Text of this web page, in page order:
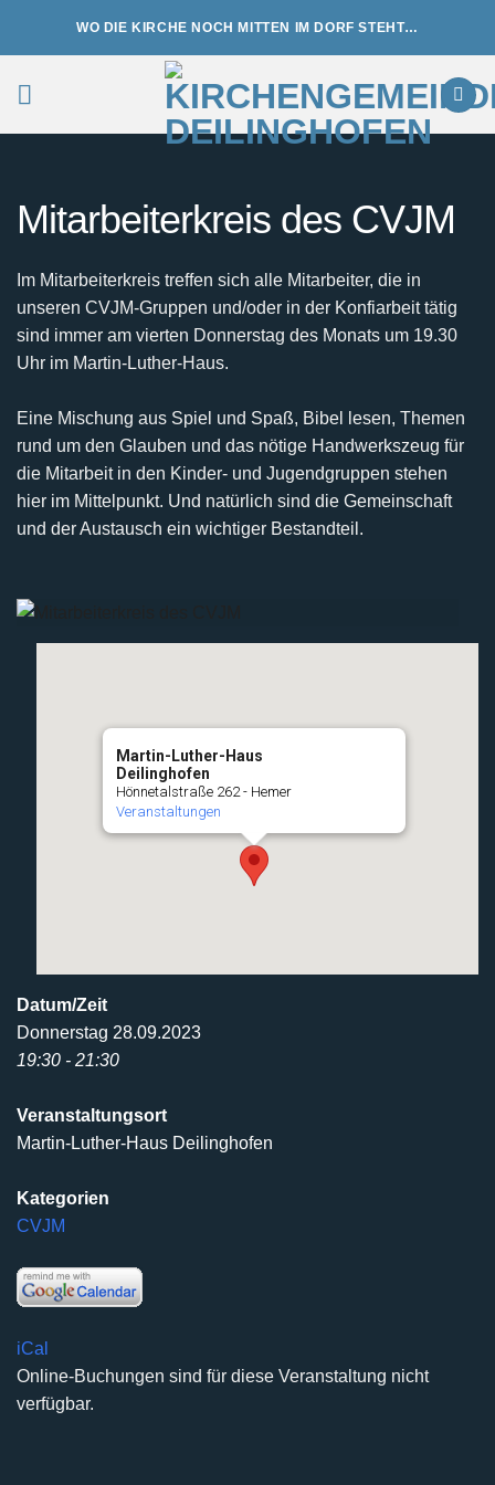
WO DIE KIRCHE NOCH MITTEN IM DORF STEHT…
Mitarbeiterkreis des CVJM
Im Mitarbeiterkreis treffen sich alle Mitarbeiter, die in
unseren CVJM-Gruppen und/oder in der Konfiarbeit tätig
sind immer am vierten Donnerstag des Monats um 19.30
Uhr im Martin-Luther-Haus.
Eine Mischung aus Spiel und Spaß, Bibel lesen, Themen
rund um den Glauben und das nötige Handwerkszeug für
die Mitarbeit in den Kinder- und Jugendgruppen stehen
hier im Mittelpunkt. Und natürlich sind die Gemeinschaft
und der Austausch ein wichtiger Bestandteil.
Martin-Luther-Haus
Deilinghofen
Hönnetalstraße 262 - Hemer
Veranstaltungen
Datum/Zeit
Donnerstag 28.09.2023
19:30 - 21:30
Veranstaltungsort
Martin-Luther-Haus Deilinghofen
Kategorien
CVJM
iCal
Online-Buchungen sind für diese Veranstaltung nicht
verfügbar.